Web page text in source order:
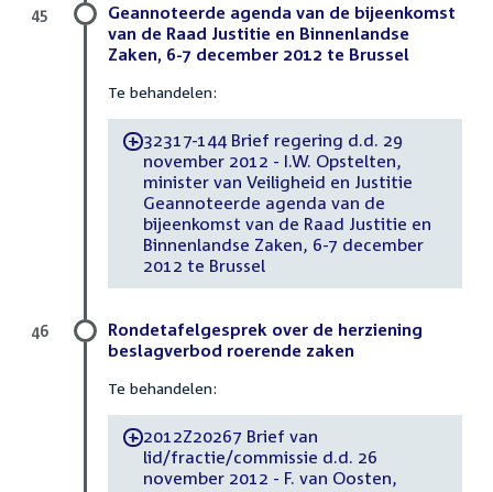
Geannoteerde agenda van de bijeenkomst
van de Raad Justitie en Binnenlandse
Zaken, 6-7 december 2012 te Brussel
Te behandelen:
-32317-144 Brief regering d.d. 29
november 2012 - I.W. Opstelten,
minister van Veiligheid en Justitie
Geannoteerde agenda van de
bijeenkomst van de Raad Justitie en
Binnenlandse Zaken, 6-7 december
2012 te Brussel
45
Rondetafelgesprek over de herziening
beslagverbod roerende zaken
Te behandelen:
-2012Z20267 Brief van
lid/fractie/commissie d.d. 26
november 2012 - F. van Oosten,
46